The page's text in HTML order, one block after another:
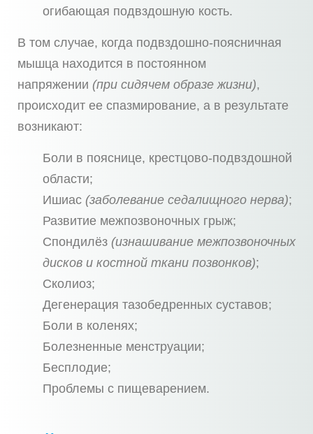
огибающая подвздошную кость.
В том случае, когда подвздошно-поясничная
мышца находится в постоянном
напряжении (при сидячем образе жизни),
происходит ее спазмирование, а в результате
возникают:
Боли в пояснице, крестцово-подвздошной
области;
Ишиас (заболевание седалищного нерва);
Развитие межпозвоночных грыж;
Спондилёз (изнашивание межпозвоночных
дисков и костной ткани позвонков);
Сколиоз;
Дегенерация тазобедренных суставов;
Боли в коленях;
Болезненные менструации;
Бесплодие;
Проблемы с пищеварением.